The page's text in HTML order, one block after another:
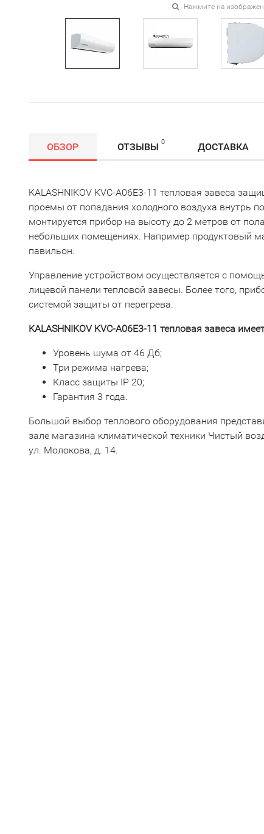
Нажмите на
ОБЗОР ОТЗЫВЫ 0 ДОСТАВКА
KALASHNIKOV KVC-A06E3-11 тепловая завеса
проемы от попадания холодного воздуха внутрь
монтируется прибор на высоту до 2 метров от
небольших помещениях. Например продуктовый
павильон.
Управление устройством осуществляется с
лицевой панели тепловой завесы. Более того,
системой защиты от перегрева.
KALASHNIKOV KVC-A06E3-11 тепловая завеса
Уровень шума от 46 Дб;
Три режима нагрева;
Класс защиты IP 20;
Гарантия 3 года.
Большой выбор теплового оборудования
зале магазина климатической техники Чистый
ул. Молокова, д. 14.